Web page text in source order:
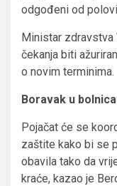
odgođeni od
Ministar zdravstva
čekanja biti
o novim terminima.
Boravak u
Pojačat će se
zaštite kako bi se
obavila tako da
kraće, kazao je